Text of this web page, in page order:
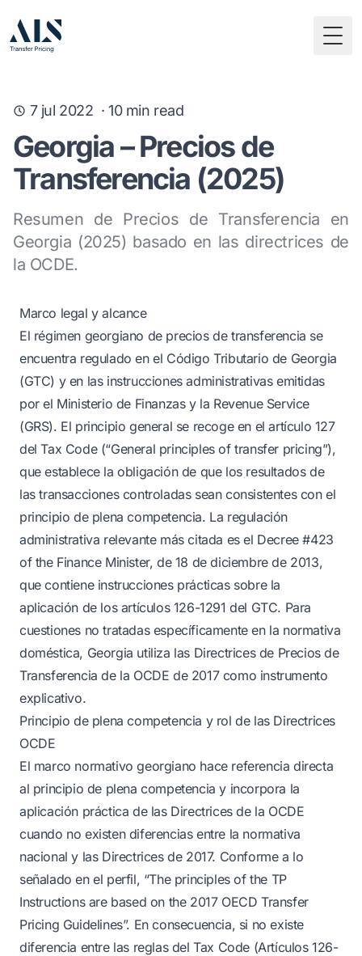
7 jul 2022 ·10min read
Georgia – Precios de
Transferencia (2025)
Resumen de Precios de Transferencia en
Georgia (2025) basado en las directrices de
la OCDE.
Marco legal y alcance
El régimen georgiano de precios de transferencia se
encuentra regulado en el Código Tributario de Georgia
(GTC) y en las instrucciones administrativas emitidas
por el Ministerio de Finanzas y la Revenue Service
(GRS). El principio general se recoge en el artículo 127
del Tax Code (“General principles of transfer pricing”),
que establece la obligación de que los resultados de
las transacciones controladas sean consistentes con el
principio de plena competencia. La regulación
administrativa relevante más citada es el Decree #423
of the Finance Minister, de 18 de diciembre de 2013,
que contiene instrucciones prácticas sobre la
aplicación de los artículos 126-1291 del GTC. Para
cuestiones no tratadas específicamente en la normativa
doméstica, Georgia utiliza las Directrices de Precios de
Transferencia de la OCDE de 2017 como instrumento
explicativo.
Principio de plena competencia y rol de las Directrices
OCDE
El marco normativo georgiano hace referencia directa
al principio de plena competencia y incorpora la
aplicación práctica de las Directrices de la OCDE
cuando no existen diferencias entre la normativa
nacional y las Directrices de 2017. Conforme a lo
señalado en el perfil, “The principles of the TP
Instructions are based on the 2017 OECD Transfer
Pricing Guidelines”. En consecuencia, si no existe
diferencia entre las reglas del Tax Code (Artículos 126-